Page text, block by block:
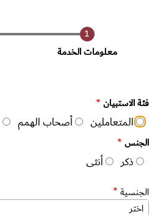
الحالي
معلومات الخدمة
فئة الاستبيان
المتعاملين أصحاب الهمم
الجنس
ذكر أنثى
الجنسية
اختر